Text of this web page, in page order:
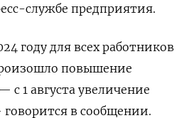
службе предприятия.
году для всех работников
повышение
с 1 августа увеличение
в сообщении.